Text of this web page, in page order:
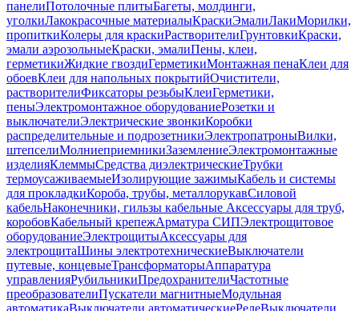
панелиПотолочные плитыБагеты, молдинги,
уголкиЛакокрасочные материалыКраскиЭмалиЛакиМорилки,
пропиткиКолеры для краскиРастворителиГрунтовкиКраски,
эмали аэрозольныеКраски, эмалиПены, клеи,
герметикиЖидкие гвоздиГерметикиМонтажная пенаКлеи для
обоевКлеи для напольных покрытийОчистители,
растворителиФиксаторы резьбыКлеиГерметики,
пеныЭлектромонтажное оборудованиеРозетки и
выключателиЭлектрические звонкиКоробки
распределительные и подрозетникиЭлектропатроныВилки,
штепселиМолниеприемникиЗаземлениеЭлектромонтажные
изделияКлеммыСредства диэлектрическиеТрубки
термоусаживаемыеИзолирующие зажимыКабель и системы
для прокладкиКороба, трубы, металлорукавСиловой
кабельНаконечники, гильзы кабельные Аксессуары для труб,
коробовКабельный крепежАрматура СИПЭлектрощитовое
оборудованиеЭлектрощитыАксессуары для
электрощитаШины электротехническиеВыключатели
путевые, концевыеТрансформаторыАппаратура
управленияРубильникиПредохранителиЧастотные
преобразователиПускатели магнитныеМодульная
автоматикаВыключатели автоматическиеРелеВыключатели